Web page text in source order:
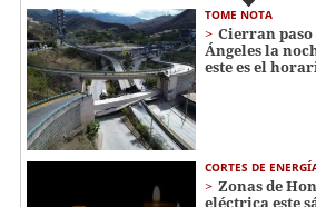
TOME NOTA
Cierran paso
Ángeles la
este es el
CORTES DE
Zonas de
eléctrica este